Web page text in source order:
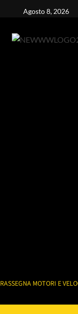
Agosto 8, 2026
RASSEGNA MOTORI E